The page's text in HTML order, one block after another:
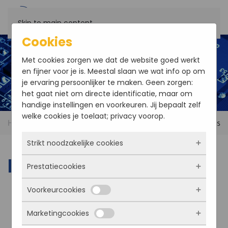
Skip to main content
Home Products Power Supply PC104-Plus
PC104-Plus
Cookies
Met cookies zorgen we dat de website goed werkt
en fijner voor je is. Meestal slaan we wat info op om
je ervaring persoonlijker te maken. Geen zorgen:
het gaat niet om directe identificatie, maar om
handige instellingen en voorkeuren. Jij bepaalt zelf
welke cookies je toelaat; privacy voorop.
Strikt noodzakelijke cookies
Deze cookies zorgen ervoor dat de website
überhaupt werkt. Ze zijn dus altijd actief en
kunnen niet worden uitgezet. Meestal worden
ze alleen geplaatst als jij iets doet, zoals
inloggen, een formulier invullen of je
Prestatiecookies
Met deze cookies zien we hoe vaak onze site
bezocht wordt, waar bezoekers vandaan
komen en welke pagina’s populair zijn. Zo
Voorkeurcookies
Deze cookies onthouden jouw voorkeuren.
Marketingcookies